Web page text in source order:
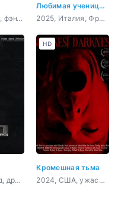
2026, Россия, фэнтези, приключения, семейный
Любимая ученица Вивальди
2025, Италия, Франция, драма, биография, музыка
2021, Таиланд, драма
Кромешная тьма
2024, США, ужасы, драма
HD